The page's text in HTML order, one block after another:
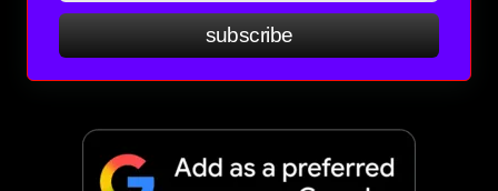
subscribe